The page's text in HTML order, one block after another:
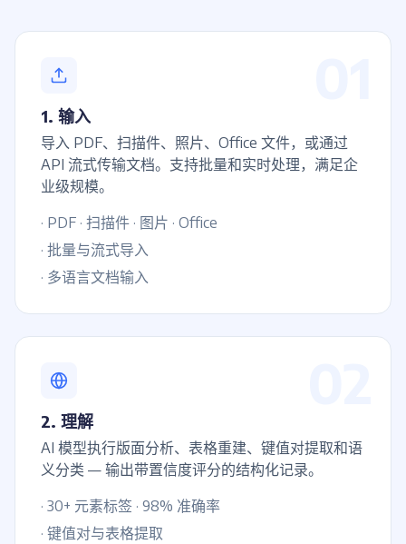
1. 输入
导入 PDF、扫描件、照片、Office 文件，或通过
API 流式传输文档。支持批量和实时处理，满足企
业级规模。
· PDF · 扫描件 · 图片 · Office
· 批量与流式导入
· 多语言文档输入
2. 理解
AI 模型执行版面分析、表格重建、键值对提取和语
义分类 — 输出带置信度评分的结构化记录。
· 30+ 元素标签 · 98% 准确率
· 键值对与表格提取